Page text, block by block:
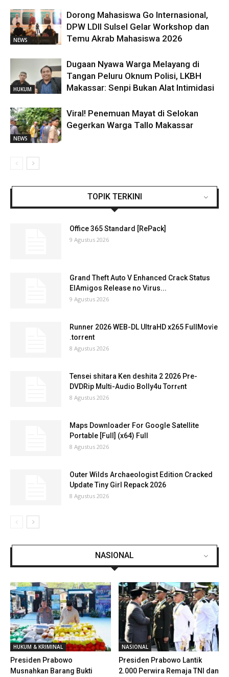
NEWS
Dorong Mahasiswa Go Internasional,
DPW LDII Sulsel Gelar Workshop dan
Temu Akrab Mahasiswa 2026
HUKUM
Dugaan Nyawa Warga Melayang di
Tangan Peluru Oknum Polisi, LKBH
Makassar: Senpi Bukan Alat Intimidasi
NEWS
Viral! Penemuan Mayat di Selokan
Gegerkan Warga Tallo Makassar
TOPIK TERKINI
Office 365 Standard [RePаck]
9 Agustus 2026
Grand Theft Auto V Enhanced Crack Status
ElAmigos Release no Virus...
9 Agustus 2026
Runner 2026 WEB-DL UltraHD x265 FullMov𝗂e
.torrent
8 Agustus 2026
Tensei shitara Ken deshita 2 2026 Pre-
DVDRip Multi-Audio Bolly4u Torr𝐞nt
8 Agustus 2026
Maps Downloader For Google Satellite
Portable [Full] (x64) Full
8 Agustus 2026
Outer Wilds Archaeologist Edition Cracked
Update Tiny Girl Repack 2026
8 Agustus 2026
NASIONAL
HUKUM & KRIMINAL
Presiden Prabowo
Musnahkan Barang Bukti
NASIONAL
Presiden Prabowo Lantik
2.000 Perwira Remaja TNI dan